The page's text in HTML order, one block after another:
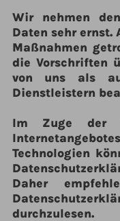
Wir nehmen
Daten sehr ernst.
Maßnahmen
die Vorschriften
von uns als
Dienstleistern
Im Zuge der
Technologien
Daher
durchzulesen.